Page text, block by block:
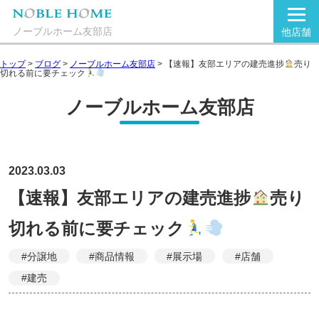
ノーブルホーム友部店 他店舗
トップ> ブログ > ノーブルホーム友部店 > 【速報】友部エリアの建売進捗
売り
切れる前に要チェック
ノーブルホーム友部店
2023.03.03
【速報】友部エリアの建売進捗
売り
切れる前に要チェック
#分譲地 #商品情報 #展示場
#店舗
#建売